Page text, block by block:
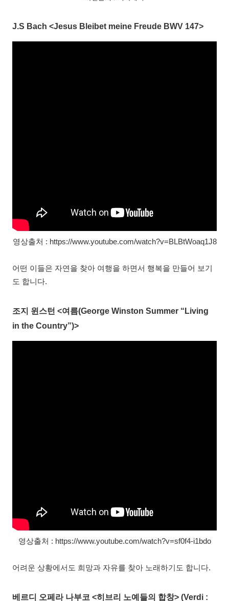
J.S Bach <Jesus Bleibet meine Freude BWV 147>
영상출처 : https://www.youtube.com/watch?v=BLBtWoaq1J8
어떤 이들은 자연을 찾아 여행을 하면서 행복을 만들어 보기
도 합니다.
조지 윈스턴 <여름(George Winston Summer “Living
in the Country”)>
영상출처 : https://www.youtube.com/watch?v=sf0f4-i1bdo
어려운 상황에서도 희망과 자유를 찾아 노래하기도 합니다.
베르디 오페라 나부코 <히브리 노예들의 합창> (Verdi :